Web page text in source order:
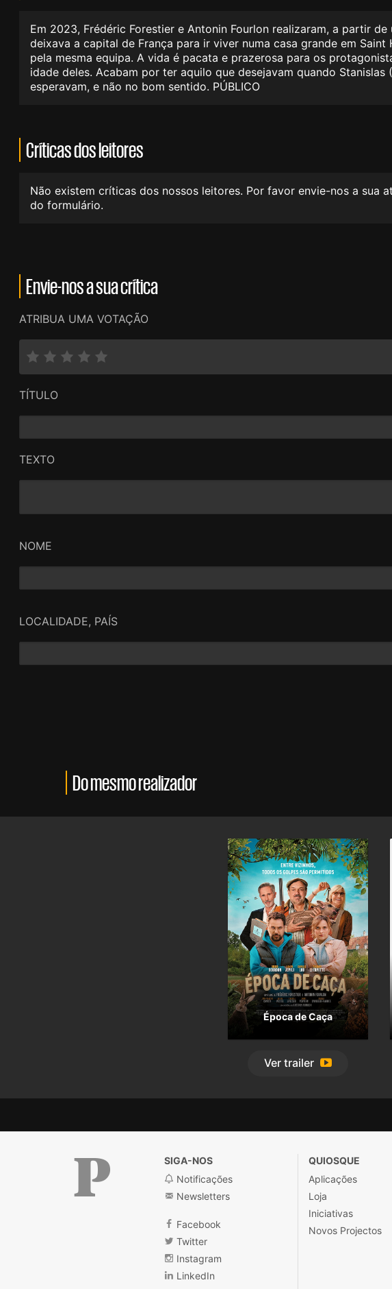
Em 2023, Frédéric Forestier e Antonin Fourlon realizaram, a partir
deixava a capital de França para ir viver numa casa grande em
pela mesma equipa. A vida é pacata e prazerosa para os
idade deles. Acabam por ter aquilo que desejavam quando
esperavam, e não no bom sentido. PÚBLICO
Críticas dos leitores
Não existem críticas dos nossos leitores. Por favor envie-nos a sua
do formulário.
Envie-nos a sua crítica
ATRIBUA UMA VOTAÇÃO
TÍTULO
TEXTO
NOME
LOCALIDADE, PAÍS
Do mesmo realizador
Época de Caça
Ver trailer
Público
SIGA-NOS
Notificações
Newsletters
Facebook
Twitter
Instagram
LinkedIn
QUIOSQUE
Aplicações
Loja
Iniciativas
Novos Projectos